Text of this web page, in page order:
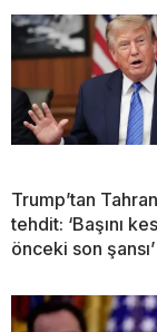
Trump’tan
tehdit: ‘Başını
önceki son şansı’